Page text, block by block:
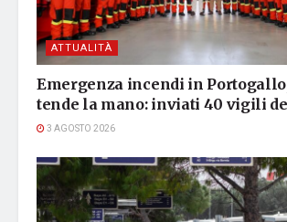
ATTUALITÀ
Emergenza incendi in
tende la mano: inviati 40 vigili
3 AGOSTO 2026